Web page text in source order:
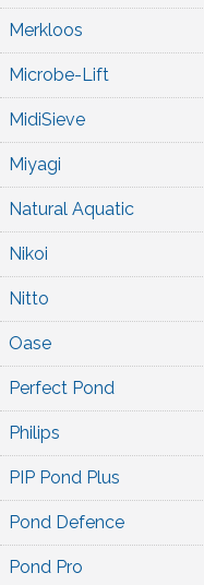
Merkloos
Microbe-Lift
MidiSieve
Miyagi
Natural Aquatic
Nikoi
Nitto
Oase
Perfect Pond
Philips
PIP Pond Plus
Pond Defence
Pond Pro